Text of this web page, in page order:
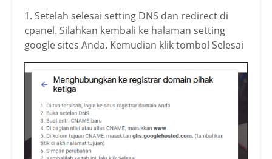
1. Setelah selesai setting DNS dan redirect di
cpanel. Silahkan kembali ke halaman setting
google sites Anda. Kemudian klik tombol Selesai